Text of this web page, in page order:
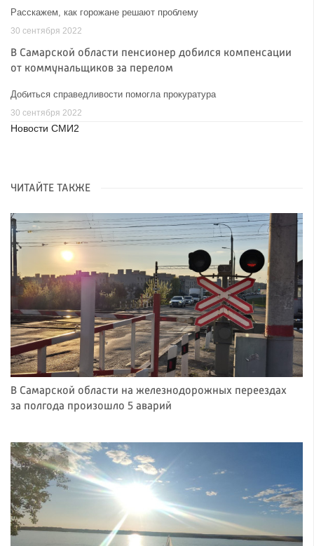
Расскажем, как горожане решают проблему
30 сентября 2022
В Самарской области пенсионер добился компенсации
от коммунальщиков за перелом
Добиться справедливости помогла прокуратура
30 сентября 2022
Новости СМИ2
ЧИТАЙТЕ ТАКЖЕ
В Самарской области на железнодорожных переездах
за полгода произошло 5 аварий